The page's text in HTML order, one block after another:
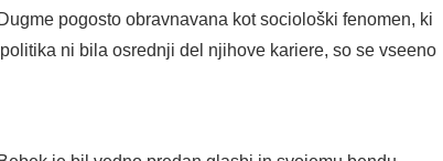
pogosto obravnavana kot sociološki fenomen, ki
ni bila osrednji del njihove kariere, so se vseeno